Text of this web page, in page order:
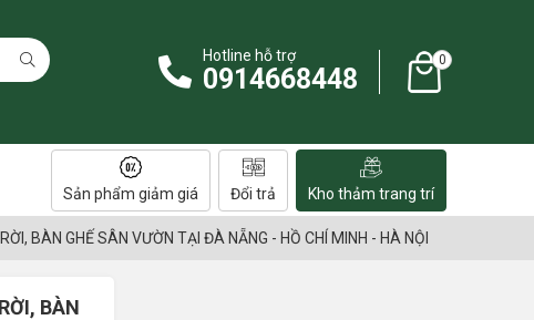
Hotline hỗ trợ
0914668448
0
Sản phẩm giảm giá Đổi trả Kho thảm trang trí
BÀN GHẾ SÂN VƯỜN TẠI ĐÀ NẴNG - HỒ CHÍ MINH - HÀ NỘI
BÀN